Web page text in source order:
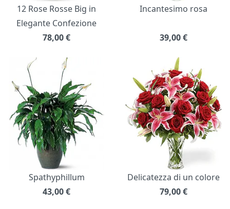
12 Rose Rosse Big in
Elegante Confezione
78,00€
Incantesimo rosa
39,00€
Spathyphillum
43,00€
Delicatezza di un colore
79,00€